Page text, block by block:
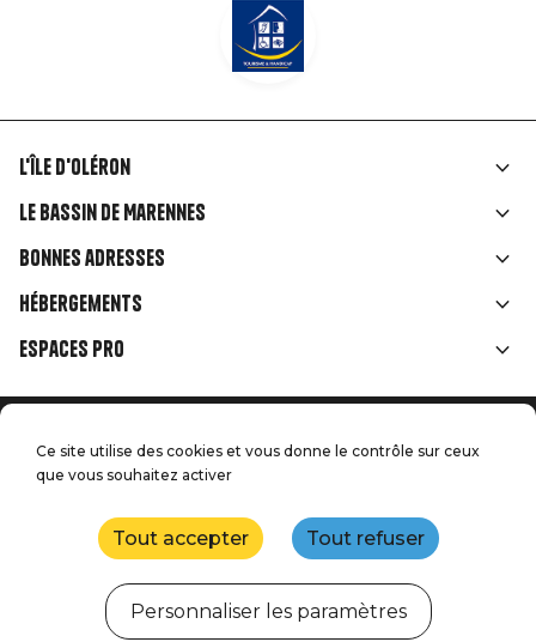
Liens
rubriques
L'île d'Oléron
Le Bassin de Marennes
Bonnes adresses
Hébergements
Espaces Pro
Menu
Accueil
Mentions légales
Presse
Nous contacter
Plan du site
Réalisation : StudioJuillet
Ce site utilise des cookies et vous donne le contrôle sur ceux
que vous souhaitez activer
Tout accepter Tout refuser
Personnaliser les paramètres